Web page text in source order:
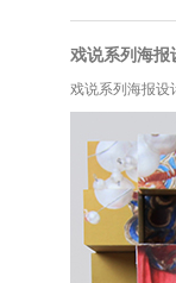
戏说系列海报
戏说系列海报设